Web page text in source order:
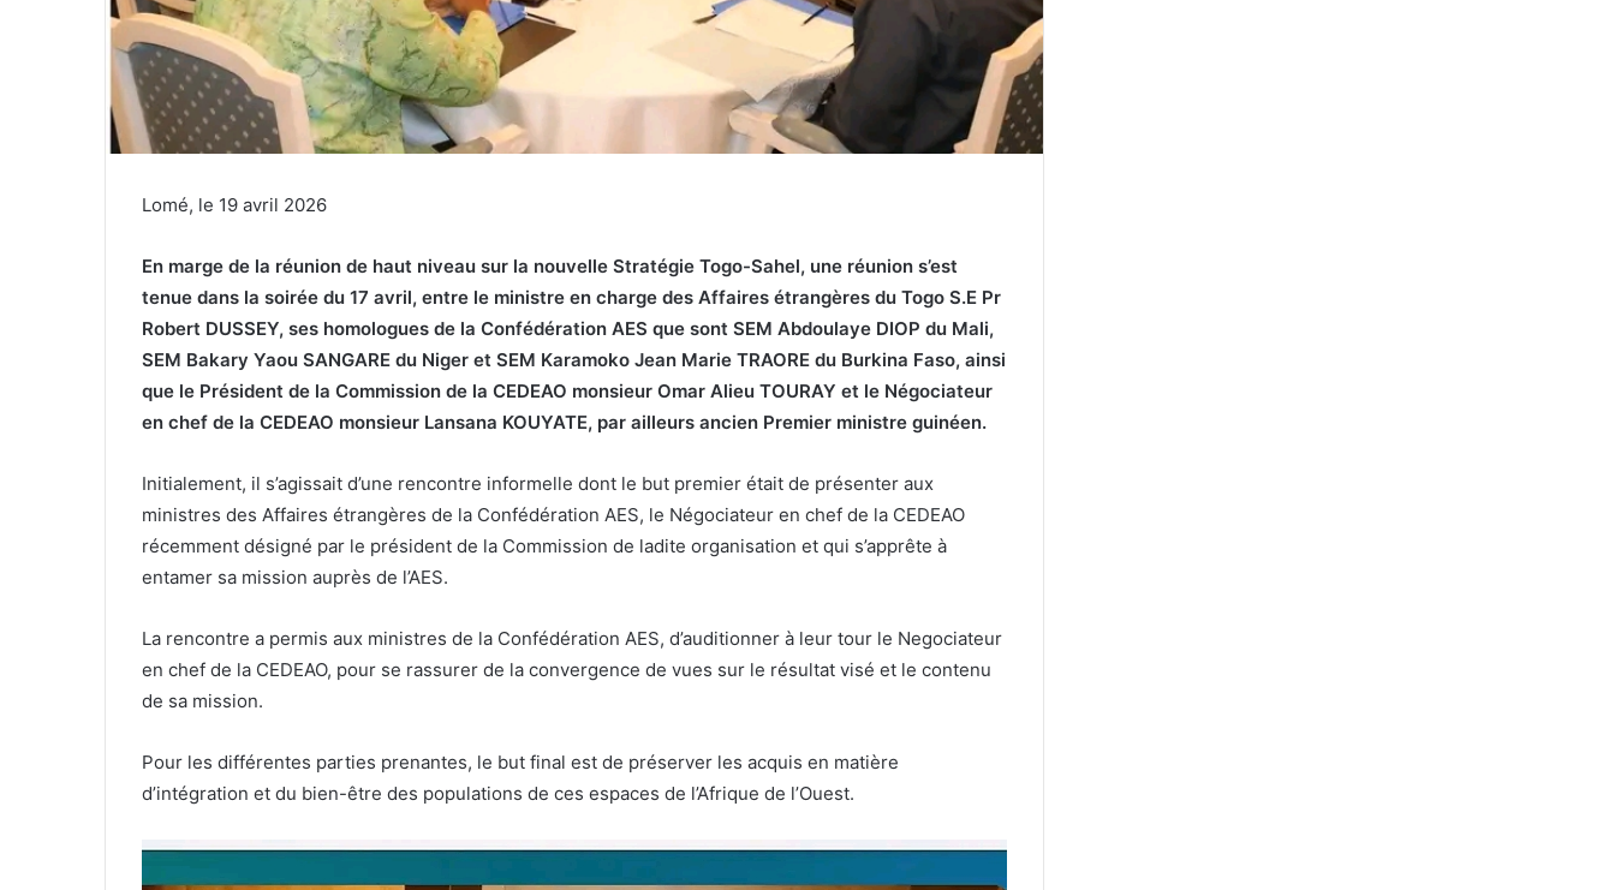
Lomé, le 19 avril 2026
En marge de la réunion de haut niveau sur la nouvelle Stratégie Togo-Sahel, une réunion s’est
tenue dans la soirée du 17 avril, entre le ministre en charge des Affaires étrangères du Togo S.E Pr
Robert DUSSEY, ses homologues de la Confédération AES que sont SEM Abdoulaye DIOP du Mali,
SEM Bakary Yaou SANGARE du Niger et SEM Karamoko Jean Marie TRAORE du Burkina Faso, ainsi
que le Président de la Commission de la CEDEAO monsieur Omar Alieu TOURAY et le Négociateur
en chef de la CEDEAO monsieur Lansana KOUYATE, par ailleurs ancien Premier ministre guinéen.
Initialement, il s’agissait d’une rencontre informelle dont le but premier était de présenter aux
ministres des Affaires étrangères de la Confédération AES, le Négociateur en chef de la CEDEAO
récemment désigné par le président de la Commission de ladite organisation et qui s’apprête à
entamer sa mission auprès de l’AES.
La rencontre a permis aux ministres de la Confédération AES, d’auditionner à leur tour le Negociateur
en chef de la CEDEAO, pour se rassurer de la convergence de vues sur le résultat visé et le contenu
de sa mission.
Pour les différentes parties prenantes, le but final est de préserver les acquis en matière
d’intégration et du bien-être des populations de ces espaces de l’Afrique de l’Ouest.